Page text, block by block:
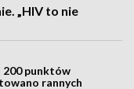
„HIV to nie
200 punktów
rannych